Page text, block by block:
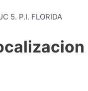
5. P.I. FLORIDA